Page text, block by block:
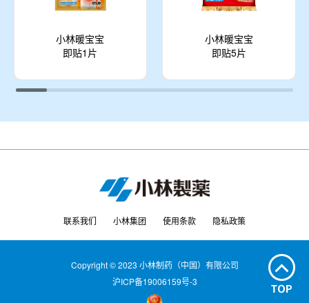
小林暖宝宝
即贴1片
小林暖宝宝
即贴5片
联系我们 小林集团 使用条款 隐私政策
Copyright © 2023 小林制药（中国）有限公司
沪ICP备19006159号-3